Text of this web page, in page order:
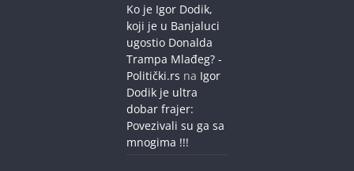
Ko je Igor Dodik,
koji je u Banjaluci
ugostio Donalda
Trampa Mlađeg? -
Politički.rs na Igor
Dodik je ultra
dobar frajer:
Povezivali su ga sa
mnogima !!!